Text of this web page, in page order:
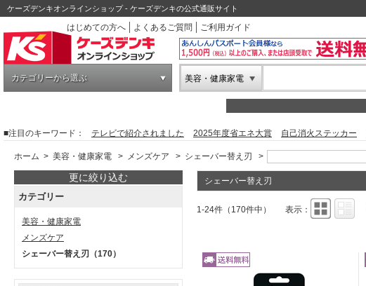
ケーズデンキオンラインショップ - ケーズデンキの公式通販サイト
はじめての方へ
よくあるご質問 ご利用ガイド
カテゴリーから選ぶ 美容・健康家電
■注目のキーワード： テレビで紹介されました 2025年度省エネ大賞 自己消火ステッカー
ホーム > 美容・健康家電 > メンズケア > シェーバー替え刃 >
更に絞り込む
カテゴリー
美容・健康家電
メンズケア
シェーバー替え刃
（170）
シェーバー替え刃
1-24件（170件中） 表示：